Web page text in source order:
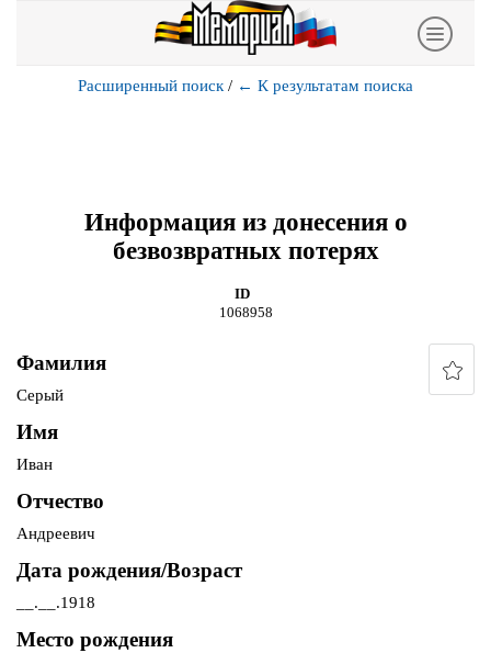
Расширенный поиск / ← К результатам поиска
Информация из донесения о
безвозвратных потерях
ID
1068958
Фамилия
Серый
Имя
Иван
Отчество
Андреевич
Дата рождения/Возраст
__.__.1918
Место рождения